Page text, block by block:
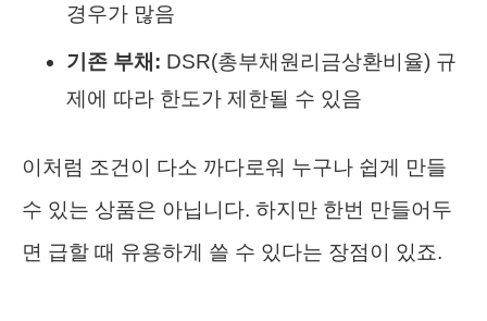
경우가 많음
기존 부채: DSR(총부채원리금상환비율) 규
제에 따라 한도가 제한될 수 있음
이처럼 조건이 다소 까다로워 누구나 쉽게 만들
수 있는 상품은 아닙니다. 하지만 한번 만들어두
면 급할 때 유용하게 쓸 수 있다는 장점이 있죠.